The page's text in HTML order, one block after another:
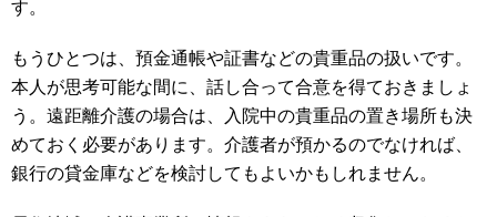
す。
もうひとつは、預金通帳や証書などの貴重品の扱いです。
本人が思考可能な間に、話し合って合意を得ておきましょ
う。遠距離介護の場合は、入院中の貴重品の置き場所も決
めておく必要があります。介護者が預かるのでなければ、
銀行の貸金庫などを検討してもよいかもしれません。